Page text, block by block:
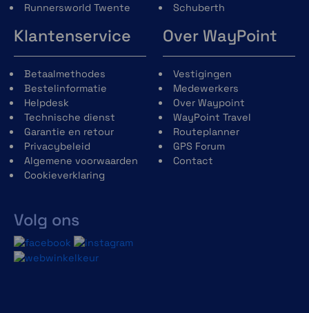
Runnersworld Twente
Schuberth
Klantenservice
Betaalmethodes
Bestelinformatie
Helpdesk
Technische dienst
Garantie en retour
Privacybeleid
Algemene voorwaarden
Cookieverklaring
Volg ons
Over WayPoint
Vestigingen
Medewerkers
Over Waypoint
WayPoint Travel
Routeplanner
GPS Forum
Contact